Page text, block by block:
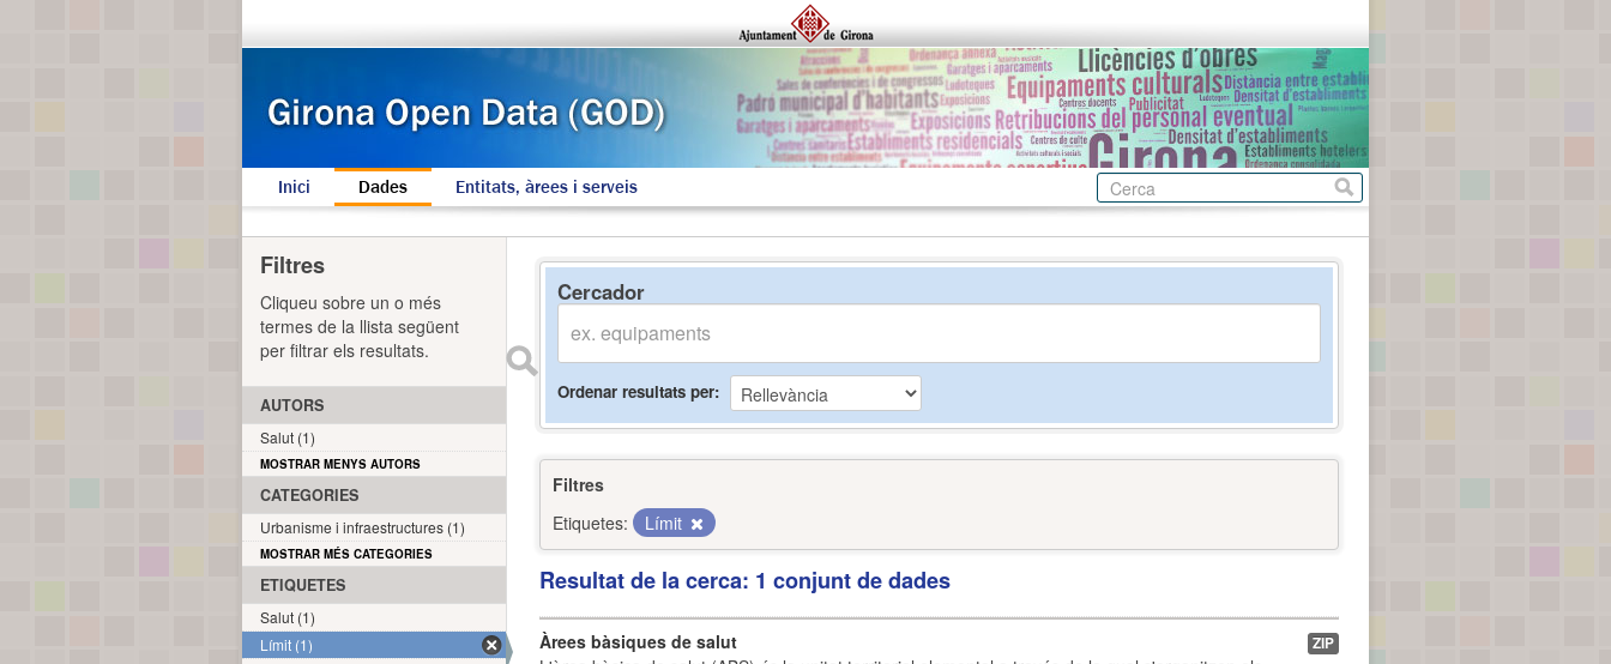
Inici Dades Entitats, àrees i serveis
Cercador
Ordenar resultats per
Filtres
Etiquetes:
Límit
Resultat de la cerca: 1 conjunt de dades
Àrees bàsiques de salut
ZIP
Filtres
Cliqueu sobre un o més
termes de la llista següent
per filtrar els resultats.
AUTORS
Salut (1)
MOSTRAR MENYS AUTORS
CATEGORIES
Urbanisme i infraestructures (1)
MOSTRAR MÉS CATEGORIES
ETIQUETES
Salut (1)
Límit (1)